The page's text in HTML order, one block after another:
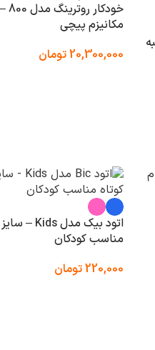
مکانیزم پیچی
20,300,000تومان
مناسب کودکان
220,000تومان